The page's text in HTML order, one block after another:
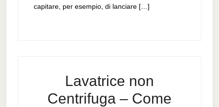
capitare, per esempio, di lanciare […]
Lavatrice non
Centrifuga – Come